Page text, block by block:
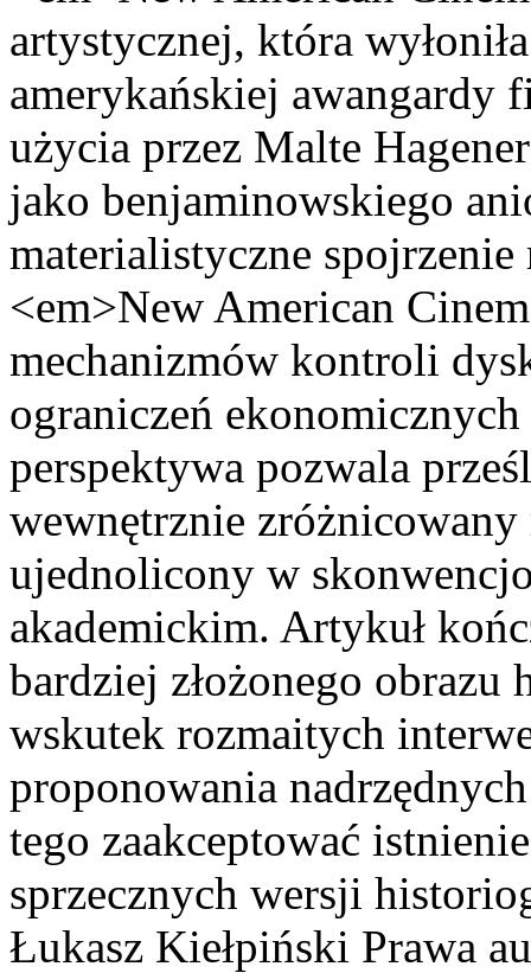
artystycznej, która
amerykańskiej
użycia przez Malte
jako benjaminowskiego
materialistyczne
<em>New American
mechanizmów kontroli
ograniczeń
perspektywa pozwala
wewnętrznie zróżnicowany
ujednolicony w
akademickim. Artykuł
bardziej złożonego
wskutek rozmaitych
proponowania
tego zaakceptować
sprzecznych wersji
Łukasz Kiełpiński Prawa